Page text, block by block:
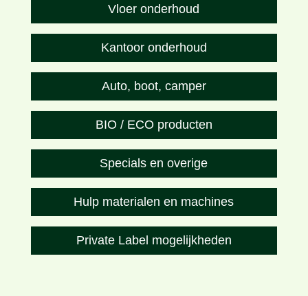
Vloer onderhoud
Kantoor onderhoud
Auto, boot, camper
BIO / ECO producten
Specials en overige
Hulp materialen en machines
Private Label mogelijkheden